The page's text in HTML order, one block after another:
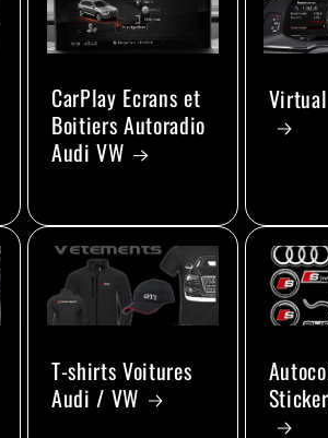
CarPlay Ecrans et
Boitiers Autoradio
Audi VW
T-shirts Voitures
Audi / VW